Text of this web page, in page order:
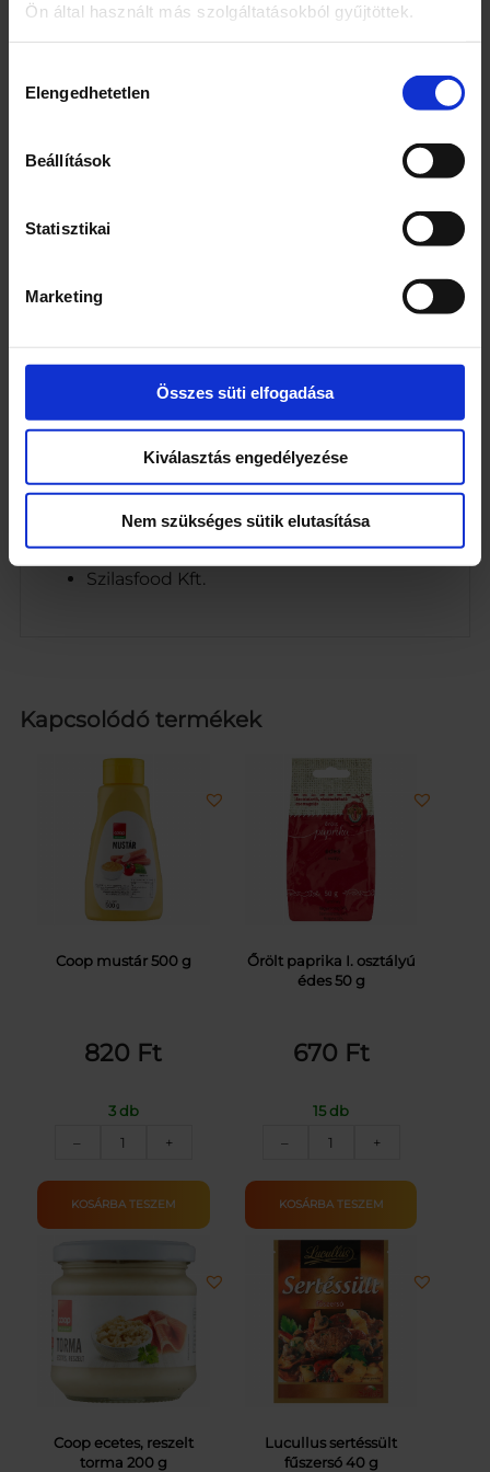
Ön által használt más szolgáltatásokból gyűjtöttek.
kiválasztása
Elengedhetetlen
Beállítások
Statisztikai
Marketing
Összes süti elfogadása
Kiválasztás engedélyezése
Nem szükséges sütik elutasítása
Szilasfood – A fűszerfutár
Őrölt gyömbér
Lucullus
20
Összetevők
www.szilasfood.hu
Szilasfood Kft.
Kapcsolódó termékek
Coop mustár 500 g
820 Ft
3 db
–
COOP
500G
mennyiség
+
KOSÁRBA TESZEM
Őrölt paprika I. osztályú
édes 50 g
670 Ft
15 db
–
ŐRÖLT
CSEMEGE
I.O.ÉDES
mennyiség
+
KOSÁRBA TESZEM
Coop ecetes, reszelt
torma 200 g
Lucullus sertéssült
fűszersó 40 g